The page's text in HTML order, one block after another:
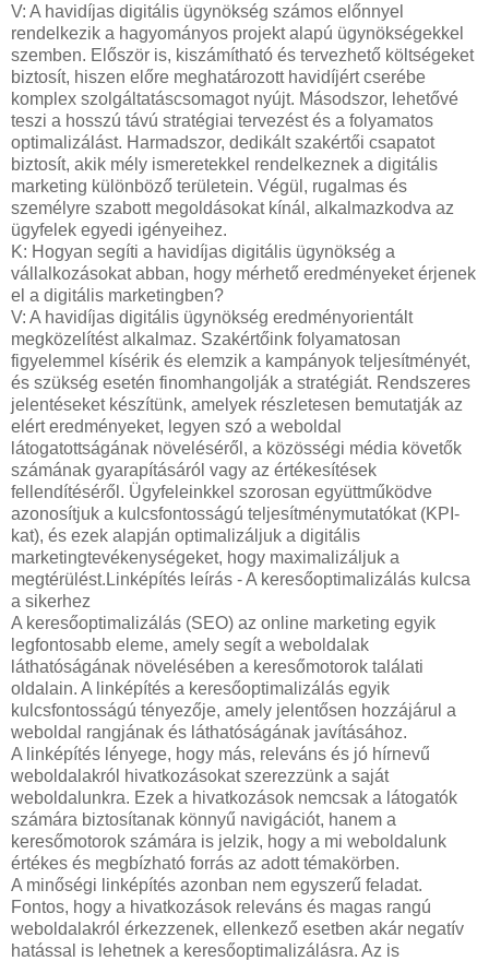
V: A havidíjas digitális ügynökség számos előnnyel
rendelkezik a hagyományos projekt alapú ügynökségekkel
szemben. Először is, kiszámítható és tervezhető költségeket
biztosít, hiszen előre meghatározott havidíjért cserébe
komplex szolgáltatáscsomagot nyújt. Másodszor, lehetővé
teszi a hosszú távú stratégiai tervezést és a folyamatos
optimalizálást. Harmadszor, dedikált szakértői csapatot
biztosít, akik mély ismeretekkel rendelkeznek a digitális
marketing különböző területein. Végül, rugalmas és
személyre szabott megoldásokat kínál, alkalmazkodva az
ügyfelek egyedi igényeihez.
K: Hogyan segíti a havidíjas digitális ügynökség a
vállalkozásokat abban, hogy mérhető eredményeket érjenek
el a digitális marketingben?
V: A havidíjas digitális ügynökség eredményorientált
megközelítést alkalmaz. Szakértőink folyamatosan
figyelemmel kísérik és elemzik a kampányok teljesítményét,
és szükség esetén finomhangolják a stratégiát. Rendszeres
jelentéseket készítünk, amelyek részletesen bemutatják az
elért eredményeket, legyen szó a weboldal
látogatottságának növeléséről, a közösségi média követők
számának gyarapításáról vagy az értékesítések
fellendítéséről. Ügyfeleinkkel szorosan együttműködve
azonosítjuk a kulcsfontosságú teljesítménymutatókat (KPI-
kat), és ezek alapján optimalizáljuk a digitális
marketingtevékenységeket, hogy maximalizáljuk a
megtérülést.Linképítés leírás - A keresőoptimalizálás kulcsa
a sikerhez
A keresőoptimalizálás (SEO) az online marketing egyik
legfontosabb eleme, amely segít a weboldalak
láthatóságának növelésében a keresőmotorok találati
oldalain. A linképítés a keresőoptimalizálás egyik
kulcsfontosságú tényezője, amely jelentősen hozzájárul a
weboldal rangjának és láthatóságának javításához.
A linképítés lényege, hogy más, releváns és jó hírnevű
weboldalakról hivatkozásokat szerezzünk a saját
weboldalunkra. Ezek a hivatkozások nemcsak a látogatók
számára biztosítanak könnyű navigációt, hanem a
keresőmotorok számára is jelzik, hogy a mi weboldalunk
értékes és megbízható forrás az adott témakörben.
A minőségi linképítés azonban nem egyszerű feladat.
Fontos, hogy a hivatkozások releváns és magas rangú
weboldalakról érkezzenek, ellenkező esetben akár negatív
hatással is lehetnek a keresőoptimalizálásra. Az is